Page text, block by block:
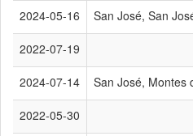
2024-05-16 San José, San
2022-07-19
2024-07-14 San José, Montes
2022-05-30